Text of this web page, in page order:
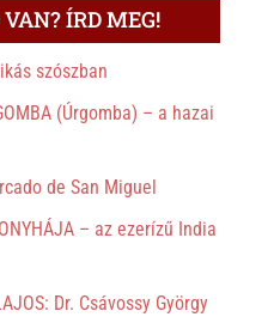
ÍRD MEG!
szószban
(Úrgomba) – a hazai
de San Miguel
– az ezerízű India
Dr. Csávossy György